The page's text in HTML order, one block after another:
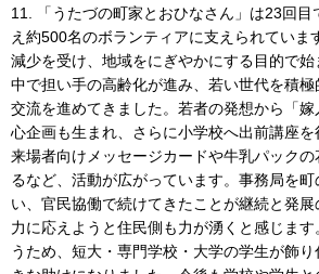
11. 「うたづの町家とおひなさん」は23回目
え約500名のボランティアに支えられていま
減少を受け、地域をにぎやかにする目的で
中で担い手の高齢化が進み、若い世代を積
交流を進めてきました。若者の発想から「
心企画も生まれ、さらに小学校へ出前講座
来場者向けメッセージカードや牛乳パック
るなど、活動が広がっています。事務局を
い、官民協働で続けてきたことが継続と発
力に応えようと住民側も力が湧くと感じま
うため、短大・専門学校・大学の学生が飾